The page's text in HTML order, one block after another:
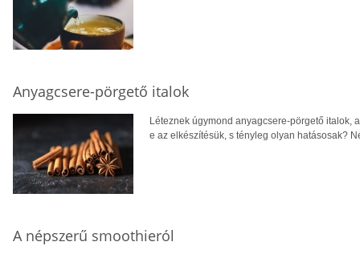
Anyagcsere-pörgető italok
Léteznek úgymond anyagcsere-pörgető italok,
e az elkészítésük, s tényleg olyan hatásosak?
A népszerű smoothieról